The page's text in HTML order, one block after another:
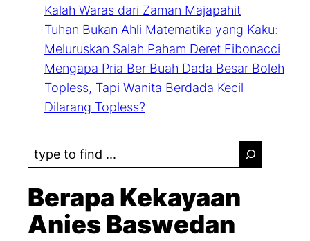
Kalah Waras dari Zaman Majapahit
Tuhan Bukan Ahli Matematika yang Kaku:
Meluruskan Salah Paham Deret Fibonacci
Mengapa Pria Ber Buah Dada Besar Boleh
Topless, Tapi Wanita Berdada Kecil
Dilarang Topless?
S
e
a
r
c
Berapa Kekayaan
Anies Baswedan